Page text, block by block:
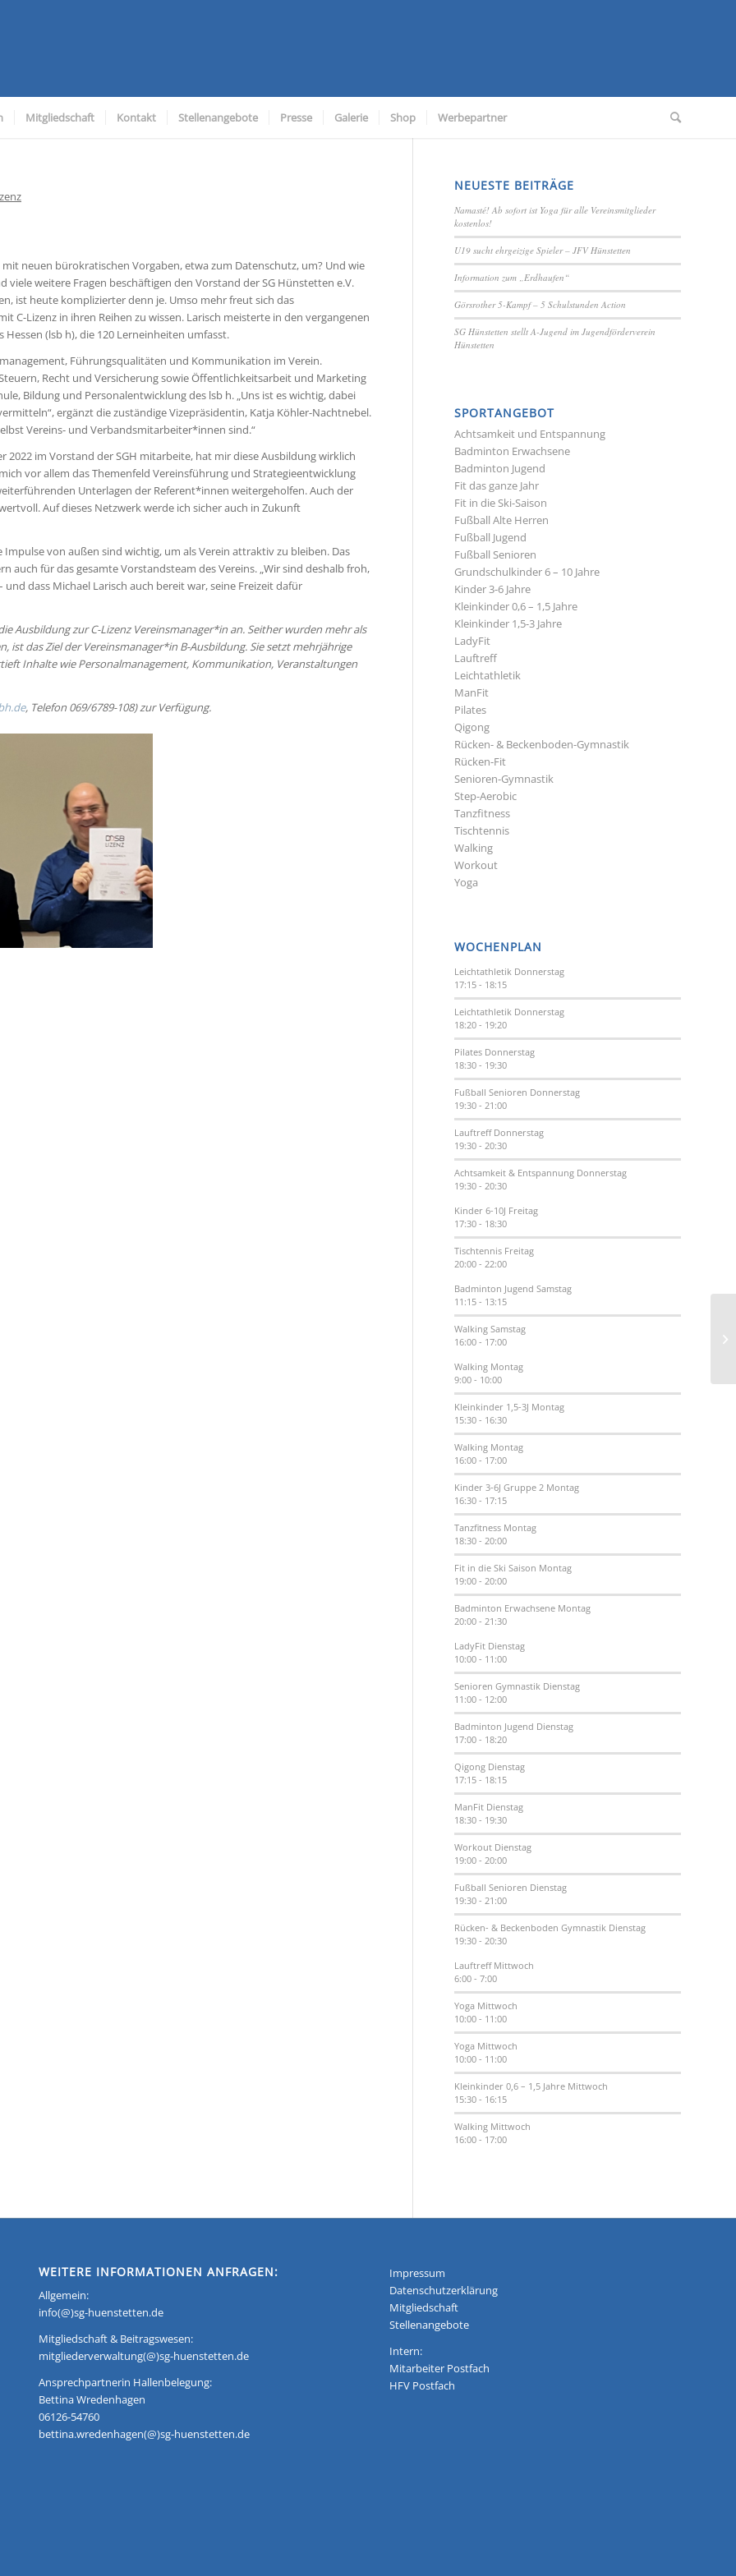
Mitgliedschaft Kontakt Stellenangebote Presse Galerie Shop Werbepartner
neuen bürokratischen Vorgaben, etwa zum Datenschutz, um? Und wie
weitere Fragen beschäftigen den Vorstand der SG Hünstetten e.V.
ist heute komplizierter denn je. Umso mehr freut sich das
C-Lizenz in ihren Reihen zu wissen. Larisch meisterte in den vergangenen
(lsb h), die 120 Lerneinheiten umfasst.
Führungsqualitäten und Kommunikation im Verein.
Recht und Versicherung sowie Öffentlichkeitsarbeit und Marketing
Bildung und Personalentwicklung des lsb h. „Uns ist es wichtig, dabei
ergänzt die zuständige Vizepräsidentin, Katja Köhler-Nachtnebel.
Vereins- und Verbandsmitarbeiter*innen sind.“
2022 im Vorstand der SGH mitarbeite, hat mir diese Ausbildung wirklich
vor allem das Themenfeld Vereinsführung und Strategieentwicklung
Unterlagen der Referent*innen weitergeholfen. Auch der
Auf dieses Netzwerk werde ich sicher auch in Zukunft
von außen sind wichtig, um als Verein attraktiv zu bleiben. Das
für das gesamte Vorstandsteam des Vereins. „Wir sind deshalb froh,
dass Michael Larisch auch bereit war, seine Freizeit dafür
Ausbildung zur C-Lizenz Vereinsmanager*in an. Seither wurden mehr als
ist das Ziel der Vereinsmanager*in B-Ausbildung. Sie setzt mehrjährige
Inhalte wie Personalmanagement, Kommunikation, Veranstaltungen
, Telefon 069/6789-108) zur Verfügung.
NEUESTE BEITRÄGE
Namasté! Ab sofort ist Yoga für alle Vereinsmitglieder
kostenlos!
U19 sucht ehrgeizige Spieler – JFV Hünstetten
Information zum „Erdhaufen“
Görsrother 5-Kampf – 5 Schulstunden Action
SG Hünstetten stellt A-Jugend im Jugendförderverein
Hünstetten
SPORTANGEBOT
Achtsamkeit und Entspannung
Badminton Erwachsene
Badminton Jugend
Fit das ganze Jahr
Fit in die Ski-Saison
Fußball Alte Herren
Fußball Jugend
Fußball Senioren
Grundschulkinder 6 – 10 Jahre
Kinder 3-6 Jahre
Kleinkinder 0,6 – 1,5 Jahre
Kleinkinder 1,5-3 Jahre
LadyFit
Lauftreff
Leichtathletik
ManFit
Pilates
Qigong
Rücken- & Beckenboden-Gymnastik
Rücken-Fit
Senioren-Gymnastik
Step-Aerobic
Tanzfitness
Tischtennis
Walking
Workout
Yoga
WOCHENPLAN
Leichtathletik Donnerstag
17:15 - 18:15
Leichtathletik Donnerstag
18:20 - 19:20
Pilates Donnerstag
18:30 - 19:30
Fußball Senioren Donnerstag
19:30 -21:00
Lauftreff Donnerstag
19:30 -20:30
Achtsamkeit & Entspannung Donnerstag
19:30 -20:30
Kinder 6-10J Freitag
17:30 - 18:30
Tischtennis Freitag
20:00 -22:00
Badminton JugendSamstag
11:15 - 13:15
WalkingSamstag
16:00 - 17:00
Walking Montag
9:00 - 10:00
Kleinkinder 1,5-3J Montag
15:30 - 16:30
Walking Montag
16:00 - 17:00
Kinder 3-6J Gruppe 2 Montag
16:30 - 17:15
Tanzfitness Montag
18:30 -20:00
Fit in die Ski Saison Montag
19:00 -20:00
Badminton Erwachsene Montag
20:00 -21:30
LadyFit Dienstag
10:00 - 11:00
Senioren Gymnastik Dienstag
11:00 - 12:00
Badminton Jugend Dienstag
17:00 - 18:20
Qigong Dienstag
17:15 - 18:15
ManFit Dienstag
18:30 - 19:30
Workout Dienstag
19:00 -20:00
Fußball Senioren Dienstag
19:30 -21:00
Rücken- & Beckenboden Gymnastik Dienstag
19:30 -20:30
Lauftreff Mittwoch
6:00 -7:00
Yoga Mittwoch
10:00 - 11:00
Yoga Mittwoch
10:00 - 11:00
Kleinkinder 0,6 – 1,5 Jahre Mittwoch
15:30 - 16:15
Walking Mittwoch
16:00 - 17:00
WEITERE INFORMATIONEN ANFRAGEN:
Allgemein:
info(@)sg-huenstetten.de
Mitgliedschaft & Beitragswesen:
mitgliederverwaltung(@)sg-huenstetten.de
Ansprechpartnerin Hallenbelegung:
Bettina Wredenhagen
06126-54760
bettina.wredenhagen(@)sg-huenstetten.de
Impressum
Datenschutzerklärung
Mitgliedschaft
Stellenangebote
Intern:
Mitarbeiter Postfach
HFV Postfach